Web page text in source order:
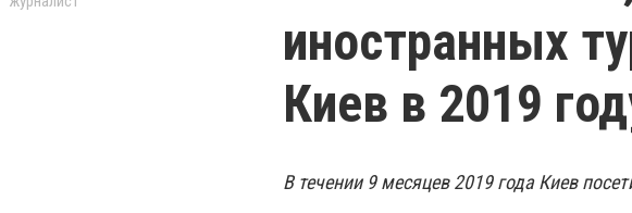
иностранных
Киев в 2019
В течении 9 месяцев 2019 года Киев